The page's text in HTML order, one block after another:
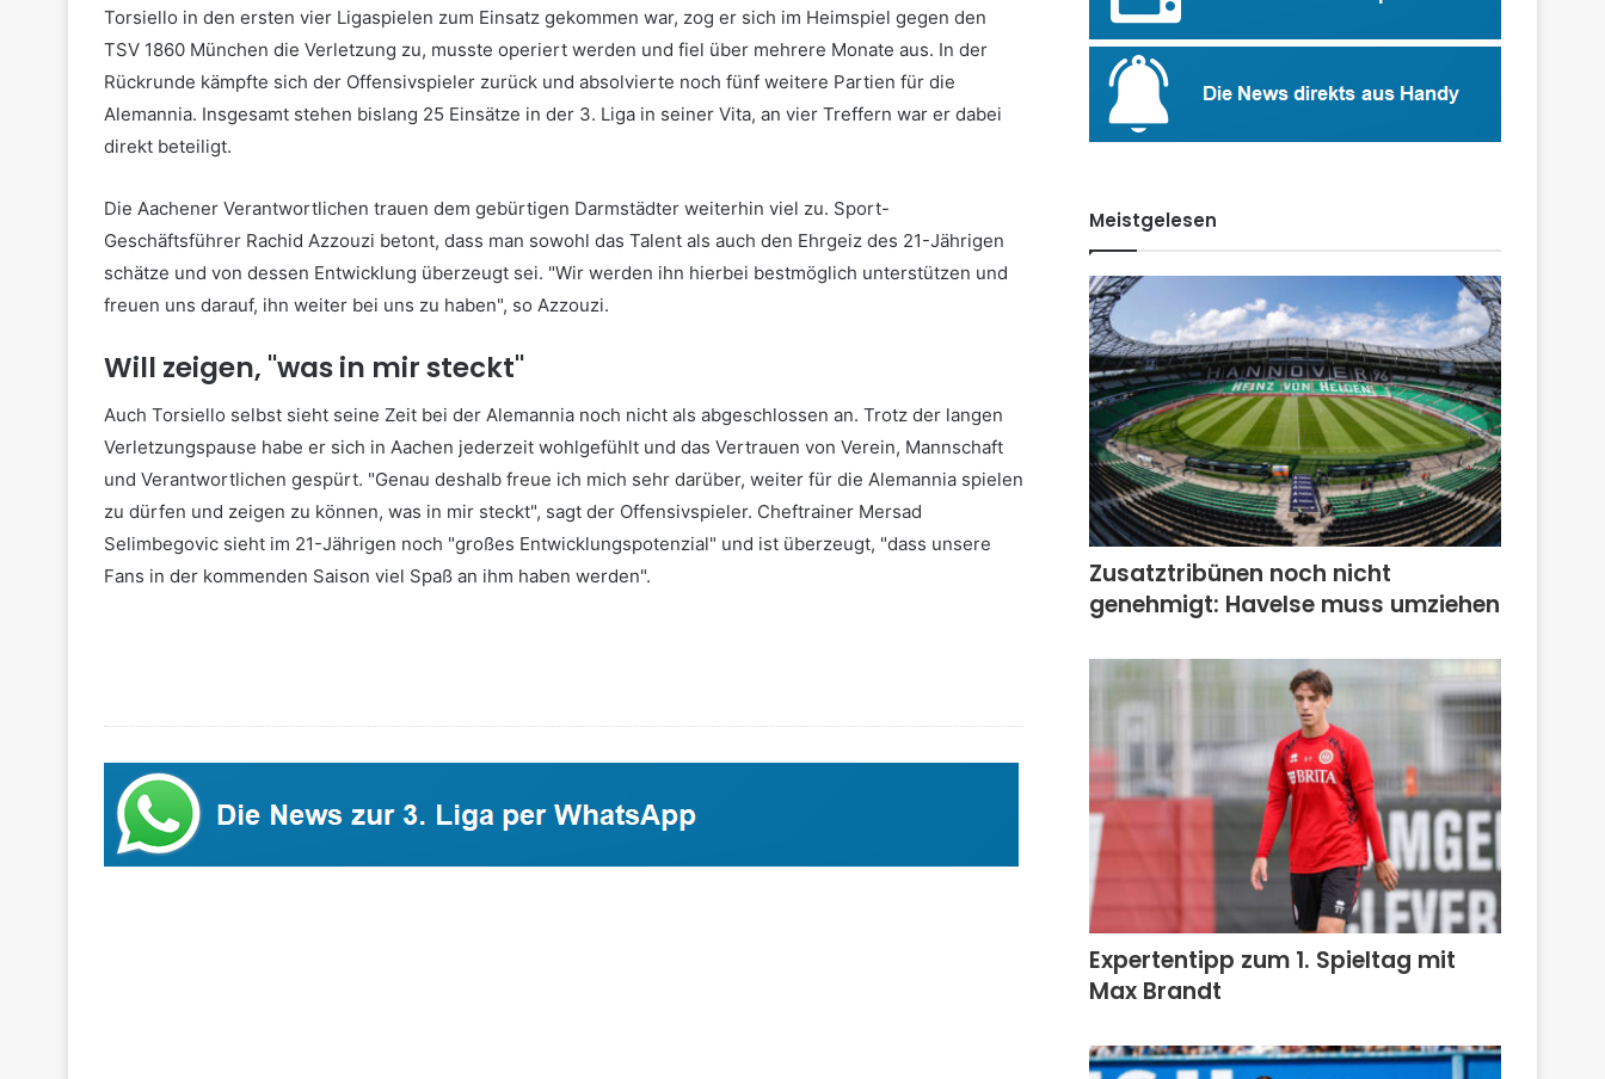
Torsiello in den ersten vier Ligaspielen zum Einsatz gekommen war, zog er sich im Heimspiel gegen den
TSV 1860 München die Verletzung zu, musste operiert werden und fiel über mehrere Monate aus. In der
Rückrunde kämpfte sich der Offensivspieler zurück und absolvierte noch fünf weitere Partien für die
Alemannia. Insgesamt stehen bislang 25 Einsätze in der 3. Liga in seiner Vita, an vier Treffern war er dabei
direkt beteiligt.
Die Aachener Verantwortlichen trauen dem gebürtigen Darmstädter weiterhin viel zu. Sport-
Geschäftsführer Rachid Azzouzi betont, dass man sowohl das Talent als auch den Ehrgeiz des 21-Jährigen
schätze und von dessen Entwicklung überzeugt sei. "Wir werden ihn hierbei bestmöglich unterstützen und
freuen uns darauf, ihn weiter bei uns zu haben", so Azzouzi.
Will zeigen, "was in mir steckt"
Auch Torsiello selbst sieht seine Zeit bei der Alemannia noch nicht als abgeschlossen an. Trotz der langen
Verletzungspause habe er sich in Aachen jederzeit wohlgefühlt und das Vertrauen von Verein, Mannschaft
und Verantwortlichen gespürt. "Genau deshalb freue ich mich sehr darüber, weiter für die Alemannia spielen
zu dürfen und zeigen zu können, was in mir steckt", sagt der Offensivspieler. Cheftrainer Mersad
Selimbegovic sieht im 21-Jährigen noch "großes Entwicklungspotenzial" und ist überzeugt, "dass unsere
Fans in der kommenden Saison viel Spaß an ihm haben werden".
Meistgelesen
Zusatztribünen noch nicht
genehmigt: Havelse muss umziehen
Expertentipp zum 1. Spieltag mit
Max Brandt